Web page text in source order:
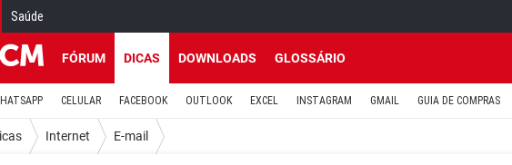
Saúde
FÓRUM DICAS DOWNLOADS GLOSSÁRIO
CELULAR FACEBOOK OUTLOOK EXCEL INSTAGRAM GMAIL GUIA DE COMPRAS
Internet E-mail